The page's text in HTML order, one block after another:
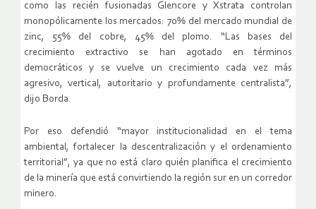
como las recién fusionadas Glencore y Xstrata controlan
monopólicamente los mercados: 70% del mercado mundial de
zinc, 55% del cobre, 45% del plomo. “Las bases del
crecimiento extractivo se han agotado en términos
democráticos y se vuelve un crecimiento cada vez más
agresivo, vertical, autoritario y profundamente centralista”,
dijo Borda.
Por eso defendió “mayor institucionalidad en el tema
ambiental, fortalecer la descentralización y el ordenamiento
territorial”, ya que no está claro quién planifica el crecimiento
de la minería que está convirtiendo la región sur en un corredor
minero.